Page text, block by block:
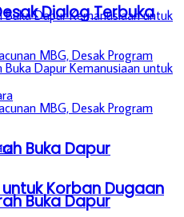
Buka Dapur
Korban Dugaan
Dialog Terbuka
Buka Dapur